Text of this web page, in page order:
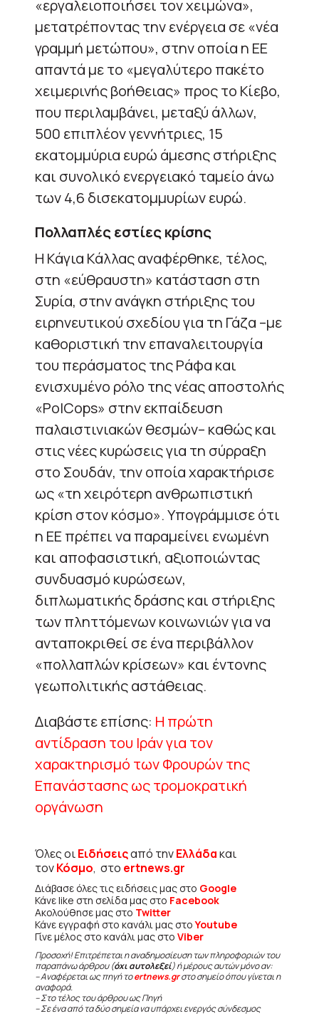
«εργαλειοποιήσει τον χειμώνα»,
μετατρέποντας την ενέργεια σε «νέα
γραμμή μετώπου», στην οποία η ΕΕ
απαντά με το «μεγαλύτερο πακέτο
χειμερινής βοήθειας» προς το Κίεβο,
που περιλαμβάνει, μεταξύ άλλων,
500 επιπλέον γεννήτριες, 15
εκατομμύρια ευρώ άμεσης στήριξης
και συνολικό ενεργειακό ταμείο άνω
των 4,6 δισεκατομμυρίων ευρώ.
Πολλαπλές εστίες κρίσης
Η Κάγια Κάλλας αναφέρθηκε, τέλος,
στη «εύθραυστη» κατάσταση στη
Συρία, στην ανάγκη στήριξης του
ειρηνευτικού σχεδίου για τη Γάζα –με
καθοριστική την επαναλειτουργία
του περάσματος της Ράφα και
ενισχυμένο ρόλο της νέας αποστολής
«PolCops» στην εκπαίδευση
παλαιστινιακών θεσμών– καθώς και
στις νέες κυρώσεις για τη σύρραξη
στο Σουδάν, την οποία χαρακτήρισε
ως «τη χειρότερη ανθρωπιστική
κρίση στον κόσμο». Υπογράμμισε ότι
η ΕΕ πρέπει να παραμείνει ενωμένη
και αποφασιστική, αξιοποιώντας
συνδυασμό κυρώσεων,
διπλωματικής δράσης και στήριξης
των πληττόμενων κοινωνιών για να
ανταποκριθεί σε ένα περιβάλλον
«πολλαπλών κρίσεων» και έντονης
γεωπολιτικής αστάθειας.
Διαβάστε επίσης: Η πρώτη
αντίδραση του Ιράν για τον
χαρακτηρισμό των Φρουρών της
Επανάστασης ως τρομοκρατική
οργάνωση
Όλες οιΕιδήσειςαπό τηνΕλλάδακαι
τονΚόσμο, στο ertnews.gr
Διάβασε όλες τις ειδήσεις μας στο Google
Κάνε like στη σελίδα μας στο Facebook
Ακολούθησε μας στο Twitter
Κάνε εγγραφή στο κανάλι μας στοYoutube
Γίνε μέλος στο κανάλι μας στο Viber
Προσοχή! Επιτρέπεται η αναδημοσίευση των πληροφοριών του
παραπάνω άρθρου (όχι αυτολεξεί) ή μέρους αυτών μόνο αν:
– Αναφέρεται ως πηγή τοertnews.grστο σημείο όπου γίνεται η
αναφορά.
– Στο τέλος του άρθρου ως Πηγή
– Σε ένα από τα δύο σημεία να υπάρχει ενεργός σύνδεσμος